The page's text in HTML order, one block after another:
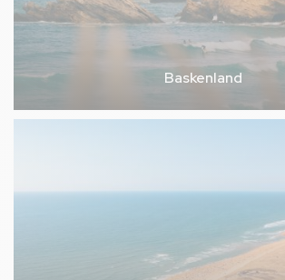
Baskenland